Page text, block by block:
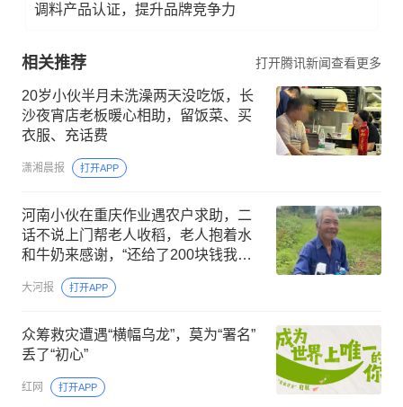
调料产品认证，提升品牌竞争力
相关推荐 打开腾讯新闻查看更多
20岁小伙半月未洗澡两天没吃饭，长
沙夜宵店老板暖心相助，留饭菜、买
衣服、充话费
潇湘晨报 打开APP
河南小伙在重庆作业遇农户求助，二
话不说上门帮老人收稻，老人抱着水
和牛奶来感谢，“还给了200块钱我没
要，大爷送了我很远”
大河报 打开APP
众筹救灾遭遇“横幅乌龙”，莫为“署名”
丢了“初心”
红网 打开APP